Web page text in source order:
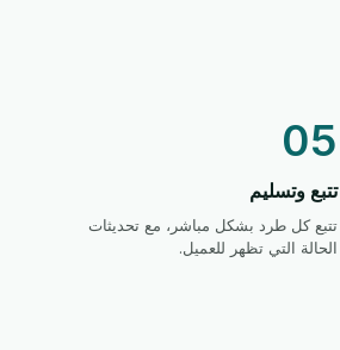
05
تتبع وتسليم
تتبع كل طرد بشكل مباشر، مع تحديثات
الحالة التي تظهر للعميل.